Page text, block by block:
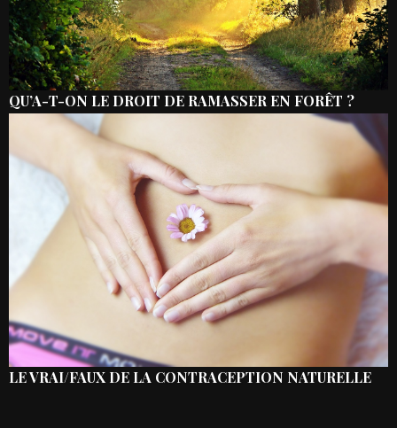
QU’A-T-ON LE DROIT DE RAMASSER EN FORÊT ?
LE VRAI/FAUX DE LA CONTRACEPTION NATURELLE